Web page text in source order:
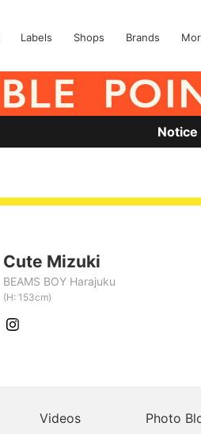
Labels Shops Brands
Cute Mizuki
BEAMS BOY Harajuku
(H: 153cm)
Videos Photo